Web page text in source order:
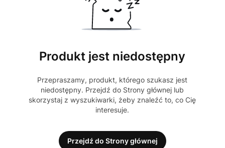
Produkt jest niedostępny
Przepraszamy, produkt, którego szukasz jest
niedostępny. Przejdź do Strony głównej lub
skorzystaj z wyszukiwarki, żeby znaleźć to, co Cię
interesuje.
Przejdź do Strony głównej